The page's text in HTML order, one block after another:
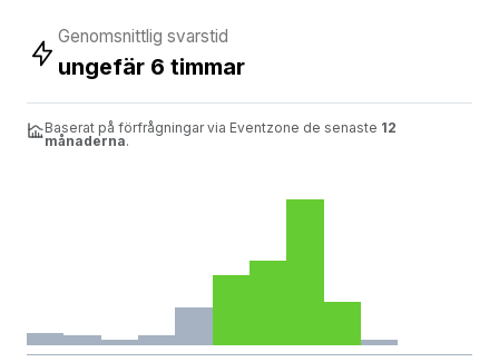
Genomsnittlig svarstid
ungefär 6 timmar
Baserat på förfrågningar via Eventzone de senaste 12
månaderna.